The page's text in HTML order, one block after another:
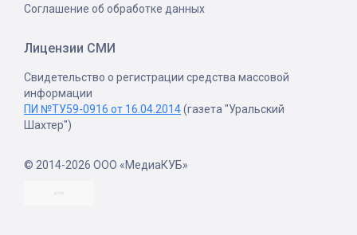
Соглашение об обработке данных
Лицензии СМИ
Свидетельство о регистрации средства массовой
информации
ПИ №ТУ59-0916 от 16.04.2014(газета "Уральский
Шахтер")
© 2014-2026 ООО «МедиаКУБ»